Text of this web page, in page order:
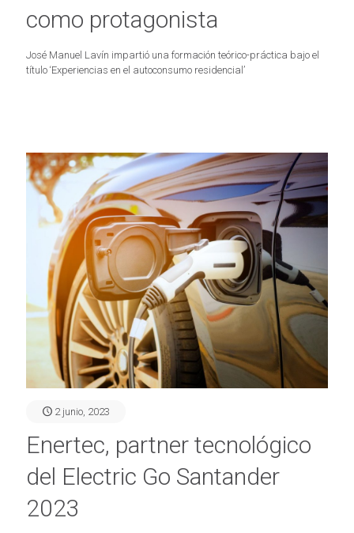
como protagonista
José Manuel Lavín impartió una formación teórico-práctica bajo el
título ‘Experiencias en el autoconsumo residencial’
2 junio, 2023
Enertec, partner tecnológico
del Electric Go Santander
2023